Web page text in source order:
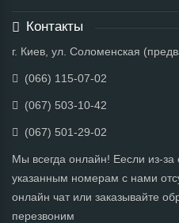
Контакты
г. Киев, ул. Соломенская
(066) 115-07-02
(067) 503-10-42
(067) 501-29-02
Мы всегда онлайн! Еесли из-за
указанным номерам с нами
онлайн чат или заказывайте
перезвоним